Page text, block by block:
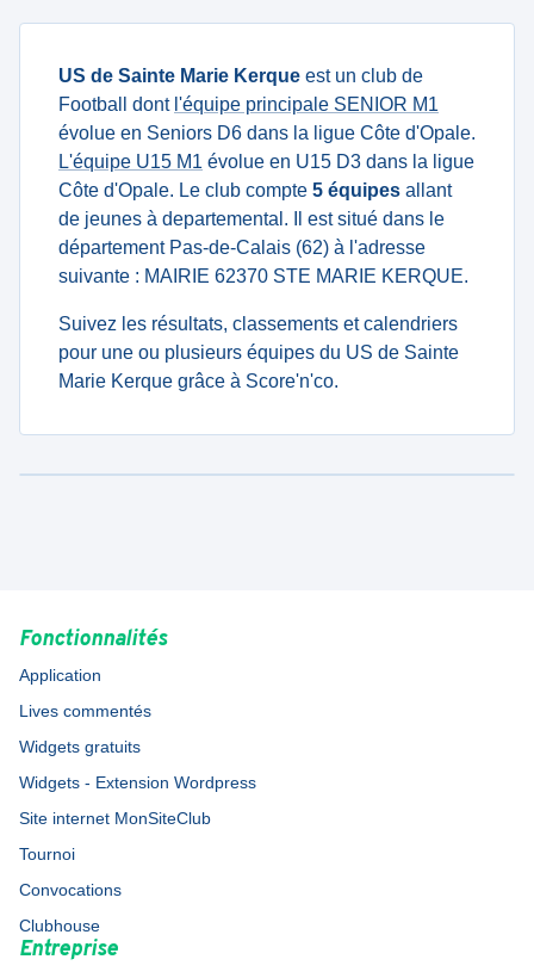
US de Sainte Marie Kerque est un club de
Football dont l'équipe principale SENIOR M1
évolue en Seniors D6 dans la ligue Côte d'Opale.
L'équipe U15 M1 évolue en U15 D3 dans la ligue
Côte d'Opale. Le club compte 5 équipes allant
de jeunes à departemental. Il est situé dans le
département Pas-de-Calais (62) à l'adresse
suivante : MAIRIE 62370 STE MARIE KERQUE.
Suivez les résultats, classements et calendriers
pour une ou plusieurs équipes du US de Sainte
Marie Kerque grâce à Score'n'co.
Fonctionnalités
Application
Lives commentés
Widgets gratuits
Widgets - Extension Wordpress
Site internet MonSiteClub
Tournoi
Convocations
Clubhouse
Entreprise